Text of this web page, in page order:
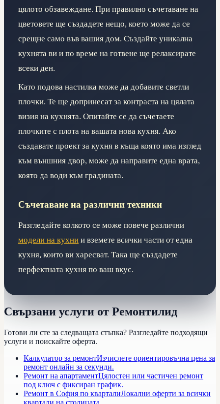
цялото обзавеждане. При правилно съчетаване на
цветовете ще създадете нещо, което може да се
срещне само във вашия дом. Създайте уникална
кухнята ви и по време на готвене ще релаксирате
всеки ден.
Като подова настилка може да добавите светли
плочки. Те ще допринесат за контраста на цялата
визия на кухнята. Опитайте се да съчетаете
плочките с плота на вашата нова кухня. Ако
създавате проект за кухня в къща която има изглед
към външния двор, може да направите една врата,
която да води към градината.
Съчетаване на различни техники
Разгледайте колкото се може повече различни
модели на кухни и вземете всички части от една
кухня, които ви харесват. Така ще създадете
перфектната кухня по ваш вкус.
Свързани услуги от Ремонтилид
Готови ли сте за следващата стъпка? Разгледайте подходящи
услуги и поискайте оферта.
Калкулатор за ремонтИзчислете ориентировъчна цена за
ремонт онлайн за секунди.
Ремонт на апартаментЦялостен или частичен ремонт
под ключ с фиксиран график.
Ремонт в София по кварталиЛокални оферти за всички
квартали на столицата.